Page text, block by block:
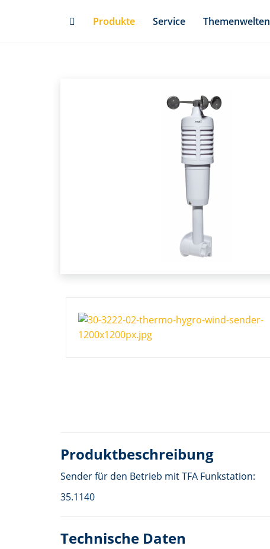
Produkte Service Themenwelten
Produktbeschreibung
Sender für den Betrieb mit TFA Funkstation:
35.1140
Technische Daten